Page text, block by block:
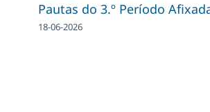
Pautas do 3.º Período
18-06-2026